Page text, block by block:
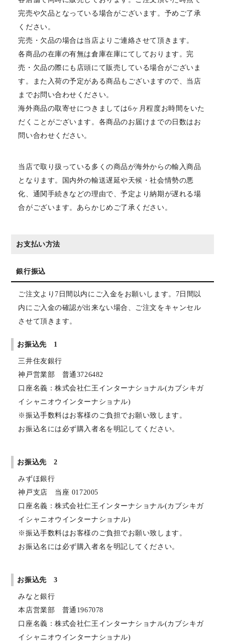
完売や欠品となっている場合がございます。予めご了承
ください。
完売・欠品の場合は当店よりご連絡させて頂きます。
各商品の在庫の有無は倉庫在庫にてしております。完
売・欠品の際にも店頭にて販売している場合がございま
す。また入荷の予定がある商品もございますので、当店
までお問い合わせください。
海外商品の取寄せにつきましては6ヶ月程度お時間をいた
だくことがございます。各商品のお届けまでの日数はお
問い合わせください。
当店で取り扱っている多くの商品が海外からの輸入商品
となります。国内外の輸送遅延や天候・社会情勢の悪
化、通関手続きなどの理由で、予定より納期が遅れる場
合がございます。あらかじめご了承ください。
お支払い方法
銀行振込
ご注文より7日間以内にご入金をお願いします。7日間以
内にご入金の確認が出来ない場合、ご注文をキャンセル
させて頂きます。
お振込先 1
三井住友銀行
神戸営業部 普通3726482
口座名義：株式会社仁王インターナショナル(カブシキガ
イシャニオウインターナショナル)
※振込手数料はお客様のご負担でお願い致します。
お振込名には必ず購入者名を明記してください。
お振込先 2
みずほ銀行
神戸支店 当座 0172005
口座名義：株式会社仁王インターナショナル(カブシキガ
イシャニオウインターナショナル)
※振込手数料はお客様のご負担でお願い致します。
お振込名には必ず購入者名を明記してください。
お振込先 3
みなと銀行
本店営業部 普通1967078
口座名義：株式会社仁王インターナショナル(カブシキガ
イシャニオウインターナショナル)